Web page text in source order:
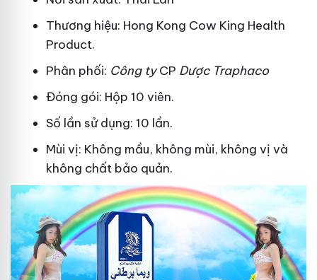
Thương hiệu: Hong Kong Cow King Health
Product.
Phân phối: Công tyCP Dược Traphaco
Đóng gói: Hộp 10 viên.
Số lần sử dụng: 10 lần.
Mùi vị: Không mầu, không mùi, không vị và
không chất bảo quản.